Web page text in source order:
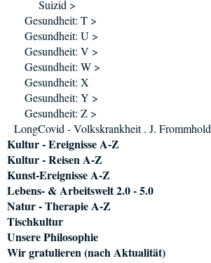
Suizid >
Gesundheit: T >
Gesundheit: U >
Gesundheit: V >
Gesundheit: W >
Gesundheit: X
Gesundheit: Y >
Gesundheit: Z >
LongCovid - Volkskrankheit . J. Frommhold
Kultur - Ereignisse A-Z
Kultur - Reisen A-Z
Kunst-Ereignisse A-Z
Lebens- & Arbeitswelt 2.0 - 5.0
Natur - Therapie A-Z
Tischkultur
Unsere Philosophie
Wir gratulieren (nach Aktualität)